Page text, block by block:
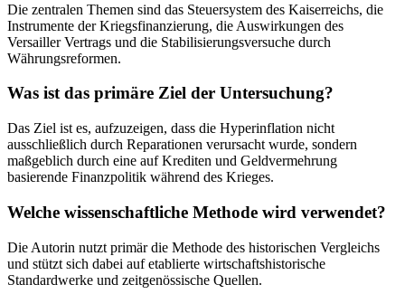
Die zentralen Themen sind das Steuersystem des Kaiserreichs, die
Instrumente der Kriegsfinanzierung, die Auswirkungen des
Versailler Vertrags und die Stabilisierungsversuche durch
Währungsreformen.
Was ist das primäre Ziel der Untersuchung?
Das Ziel ist es, aufzuzeigen, dass die Hyperinflation nicht
ausschließlich durch Reparationen verursacht wurde, sondern
maßgeblich durch eine auf Krediten und Geldvermehrung
basierende Finanzpolitik während des Krieges.
Welche wissenschaftliche Methode wird verwendet?
Die Autorin nutzt primär die Methode des historischen Vergleichs
und stützt sich dabei auf etablierte wirtschaftshistorische
Standardwerke und zeitgenössische Quellen.